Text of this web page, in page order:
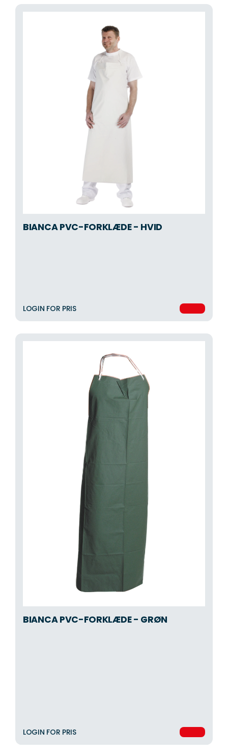
BIANCA PVC-FORKLÆDE - HVID
LOGIN FOR PRIS
BIANCA PVC-FORKLÆDE - GRØN
LOGIN FOR PRIS